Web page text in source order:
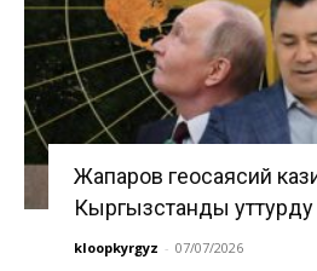
Жапаров геосаясий
Кыргызстанды уттурду
kloopkyrgyz - 07/07/2026